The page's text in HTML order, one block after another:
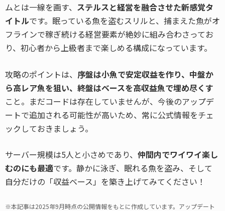
ムとは一線を画す、 ステルスと経営を融合させた新感覚タ
イトルです。眠っている魚を盗むスリルと、捕まえた魚がオ
フラインで稼ぎ続ける経営要素が絶妙に組み合わさってお
り、初心者から上級者まで楽しめる構成になっています。
攻略のポイントは、 序盤は小魚で安定収益を作り、中盤か
ら高レア魚を狙い、終盤はベースを高収益魚で埋め尽くす
こと。まだコードは存在していませんが、今後のアップデ
ートで追加される可能性が高いため、常に公式情報をチェ
ックしておきましょう。
サーバー規模は5人と小さめであり、 仲間内でワイワイ楽し
むのにも最適です。静かに泳ぎ、眠れる魚を盗み、そして
自分だけの「収益ベース」を築き上げてみてください！
※本記事は2025年9月時点の公開情報をもとに作成しています。アップデート